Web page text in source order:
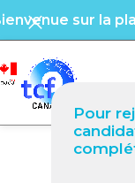
Pour
sur la